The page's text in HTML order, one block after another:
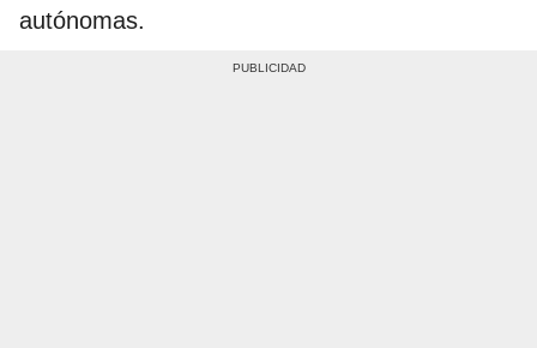
autónomas.